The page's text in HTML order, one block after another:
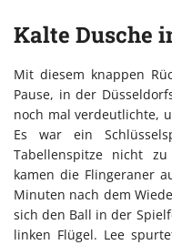
Kalte Dusche
Mit diesem knappen
Pause, in der
noch mal verdeutlichte,
Es war ein
Tabellenspitze nicht
kamen die Flingeraner
Minuten nach dem
sich den Ball in der
linken Flügel. Lee